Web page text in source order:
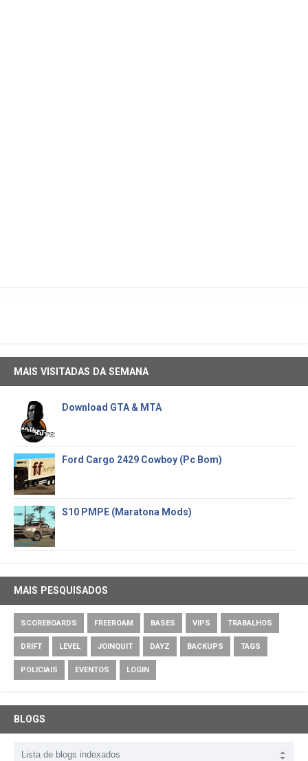
MAIS VISITADAS DA SEMANA
Download GTA & MTA
Ford Cargo 2429 Cowboy (Pc Bom)
S10 PMPE (Maratona Mods)
MAIS PESQUISADOS
SCOREBOARDS FREEROAM BASES VIPS TRABALHOS
DRIFT LEVEL JOINQUIT DAYZ BACKUPS TAGS
POLICIAIS EVENTOS LOGIN
BLOGS